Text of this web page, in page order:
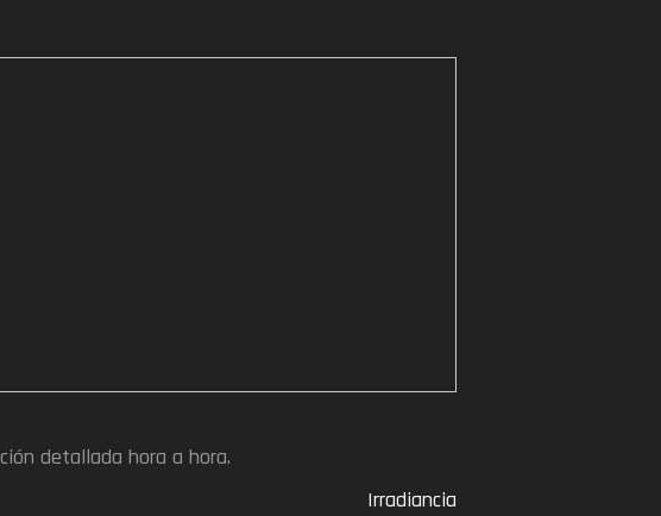
detallada hora a hora.
Irradiancia